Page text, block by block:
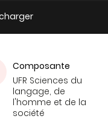
Composante
UFR Sciences du
langage, de
l'homme et de la
société